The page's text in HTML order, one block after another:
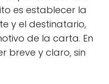
es establecer la
y el destinatario,
de la carta. En
breve y claro, sin